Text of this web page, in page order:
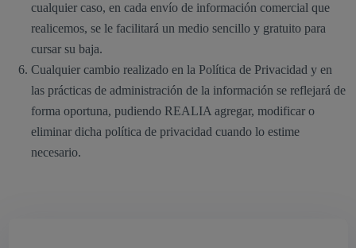
cualquier caso, en cada envío de información comercial que
realicemos, se le facilitará un medio sencillo y gratuito para
cursar su baja.
Cualquier cambio realizado en la Política de Privacidad y en
las prácticas de administración de la información se reflejará de
forma oportuna, pudiendo REALIA agregar, modificar o
eliminar dicha política de privacidad cuando lo estime
necesario.